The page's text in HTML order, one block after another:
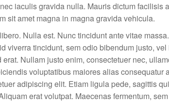
iaculis gravida nulla. Mauris dictum facilisis
sit amet magna in magna gravida vehicula.
Nulla est. Nunc tincidunt ante vitae
viverra tincidunt, sem odio bibendum justo,
Nullam justo enim, consectetuer nec,
voluptatibus maiores alias consequatur
adipiscing elit. Etiam ligula pede, sagittis
erat volutpat. Maecenas fermentum,